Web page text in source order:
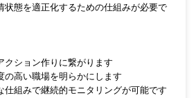
状態を適正化するための仕組みが必要で
クション作りに繋がります
の高い職場を明らかにします
仕組みで継続的モニタリングが可能です